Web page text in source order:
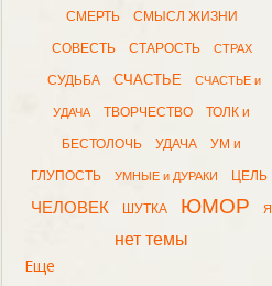
СМЕРТЬ СМЫСЛ ЖИЗНИ
СОВЕСТЬ СТАРОСТЬ СТРАХ
СУДЬБА СЧАСТЬЕ СЧАСТЬЕ и
УДАЧА ТВОРЧЕСТВО ТОЛК и
БЕСТОЛОЧЬ УДАЧА УМ и
ГЛУПОСТЬ УМНЫЕ и ДУРАКИ ЦЕЛЬ
ЧЕЛОВЕК ШУТКА ЮМОР Я
нет темы
Еще